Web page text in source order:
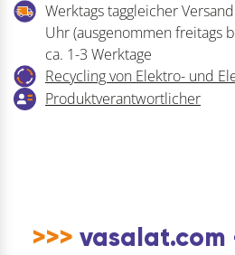
G,
4
Menge
Werktags taggleicher
Uhr (ausgenommen freitags
ca. 1-3 Werktage
Recycling von Elektro- und
Produktverantwortlicher
>>> vasalat.com